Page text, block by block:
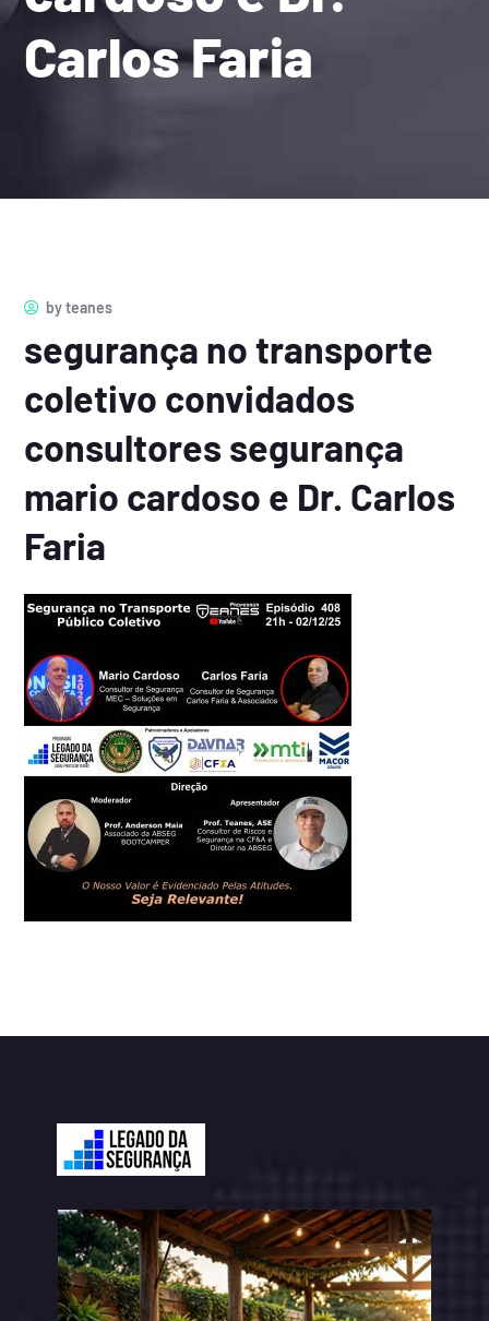
Carlos Faria
byteanes
segurança no transporte
coletivo convidados
consultores segurança
mario cardoso e Dr. Carlos
Faria